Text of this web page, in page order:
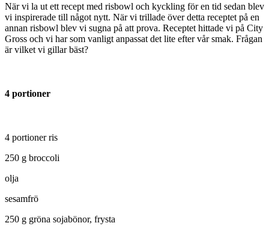
När vi la ut ett recept med risbowl och kyckling för en tid sedan blev
vi inspirerade till något nytt. När vi trillade över detta receptet på en
annan risbowl blev vi sugna på att prova. Receptet hittade vi på City
Gross och vi har som vanligt anpassat det lite efter vår smak. Frågan
är vilket vi gillar bäst?
4 portioner
4 portioner ris
250 g broccoli
olja
sesamfrö
250 g gröna sojabönor, frysta